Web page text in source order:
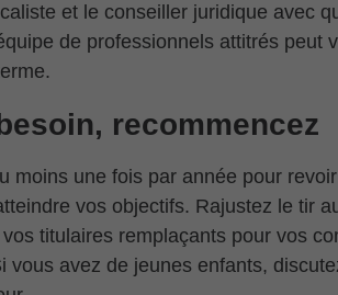
et le conseiller juridique avec
de professionnels attitrés peut
recommencez
moins une fois par année pour
vos objectifs. Rajustez le tir
titulaires remplaçants pour vos
avez de jeunes enfants,